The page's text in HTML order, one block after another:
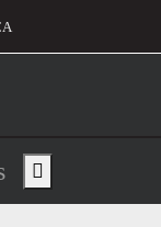
d'usuari
de
Show main menu